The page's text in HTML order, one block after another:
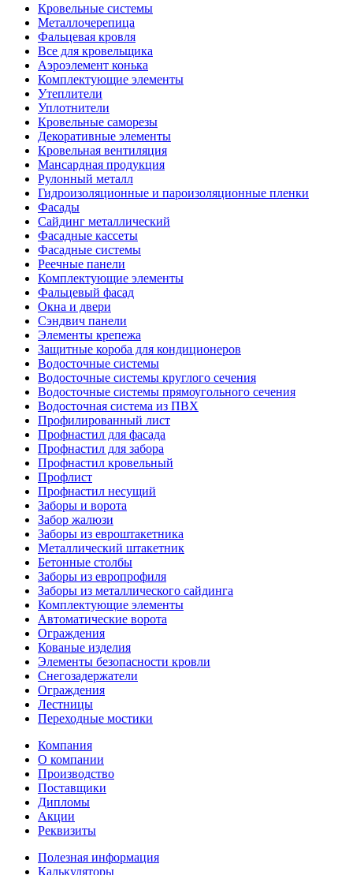
Кровельные системы
Металлочерепица
Фальцевая кровля
Все для кровельщика
Аэроэлемент конька
Комплектующие элементы
Утеплители
Уплотнители
Кровельные саморезы
Декоративные элементы
Кровельная вентиляция
Мансардная продукция
Рулонный металл
Гидроизоляционные и пароизоляционные пленки
Фасады
Сайдинг металлический
Фасадные кассеты
Фасадные системы
Реечные панели
Комплектующие элементы
Фальцевый фасад
Окна и двери
Сэндвич панели
Элементы крепежа
Защитные короба для кондиционеров
Водосточные системы
Водосточные системы круглого сечения
Водосточные системы прямоугольного сечения
Водосточная система из ПВХ
Профилированный лист
Профнастил для фасада
Профнастил для забора
Профнастил кровельный
Профлист
Профнастил несущий
Заборы и ворота
Забор жалюзи
Заборы из евроштакетника
Металлический штакетник
Бетонные столбы
Заборы из европрофиля
Заборы из металлического сайдинга
Комплектующие элементы
Автоматические ворота
Ограждения
Кованые изделия
Элементы безопасности кровли
Снегозадержатели
Ограждения
Лестницы
Переходные мостики
Компания
О компании
Производство
Поставщики
Дипломы
Акции
Реквизиты
Полезная информация
Калькуляторы